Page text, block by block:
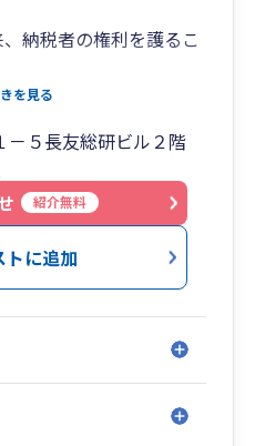
納税者の権利を護るこ
愛顧いただいていま
作成など、幅広くサ
ビス
）
式会社
を見る
－５長友総研ビル２階
紹介無料
トに追加